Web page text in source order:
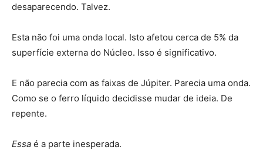
desaparecendo. Talvez.
Esta não foi uma onda local. Isto afetou cerca de 5% da
superfície externa do Núcleo. Isso é significativo.
E não parecia com as faixas de Júpiter. Parecia uma onda.
Como se o ferro líquido decidisse mudar de ideia. De
repente.
Essa é a parte inesperada.